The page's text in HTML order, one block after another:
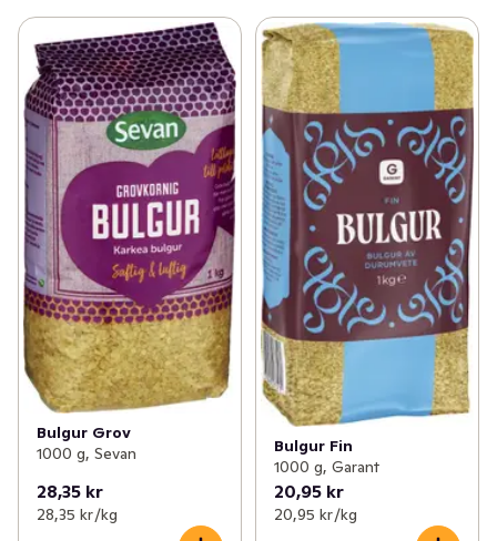
Bulgur Grov
1000 g, Sevan
28,35 kr
28,35 kr /kg
Bulgur Fin
1000 g, Garant
20,95 kr
20,95 kr /kg